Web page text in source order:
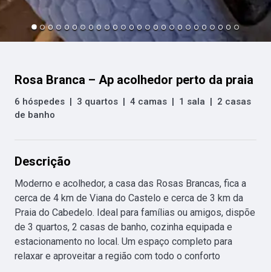
Rosa Branca – Ap acolhedor perto da praia
6 hóspedes | 3 quartos | 4 camas | 1 sala | 2 casas
de banho
Descrição
Moderno e acolhedor, a casa das Rosas Brancas, fica a
cerca de 4 km de Viana do Castelo e cerca de 3 km da
Praia do Cabedelo. Ideal para famílias ou amigos, dispõe
de 3 quartos, 2 casas de banho, cozinha equipada e
estacionamento no local. Um espaço completo para
relaxar e aproveitar a região com todo o conforto